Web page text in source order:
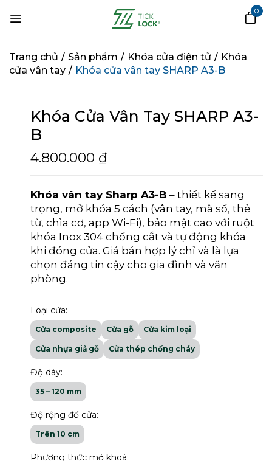
0
Trang chủ / Sản phẩm / Khóa cửa điện tử / Khóa
cửa vân tay / Khóa cửa vân tay SHARP A3-B
Khóa Cửa Vân Tay SHARP A3-
B
4.800.000 ₫
Khóa vân tay Sharp A3-B – thiết kế sang
trọng, mở khóa 5 cách (vân tay, mã số, thẻ
từ, chìa cơ, app Wi-Fi), bảo mật cao với ruột
khóa Inox 304 chống cắt và tự động khóa
khi đóng cửa. Giá bán hợp lý chỉ và là lựa
chọn đáng tin cậy cho gia đình và văn
phòng.
Loại cửa:
Cửa composite Cửa gỗ Cửa kim loại
Cửa nhựa giả gỗ Cửa thép chống cháy
Độ dày:
35 – 120 mm
Độ rộng đố cửa:
Trên 10 cm
Phương thức mở khoá:
HÃY LÀ NGƯỜI ĐẦU TIÊN
ĐÁNH GIÁ “KHÓA CỬA VÂN
được đánh dấu